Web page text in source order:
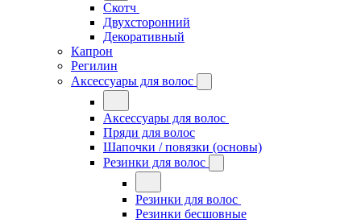
Скотч
Двухсторонний
Декоративный
Капрон
Регилин
Аксессуары для волос
Аксессуары для волос
Пряди для волос
Шапочки / повязки (основы)
Резинки для волос
Резинки для волос
Резинки бесшовные